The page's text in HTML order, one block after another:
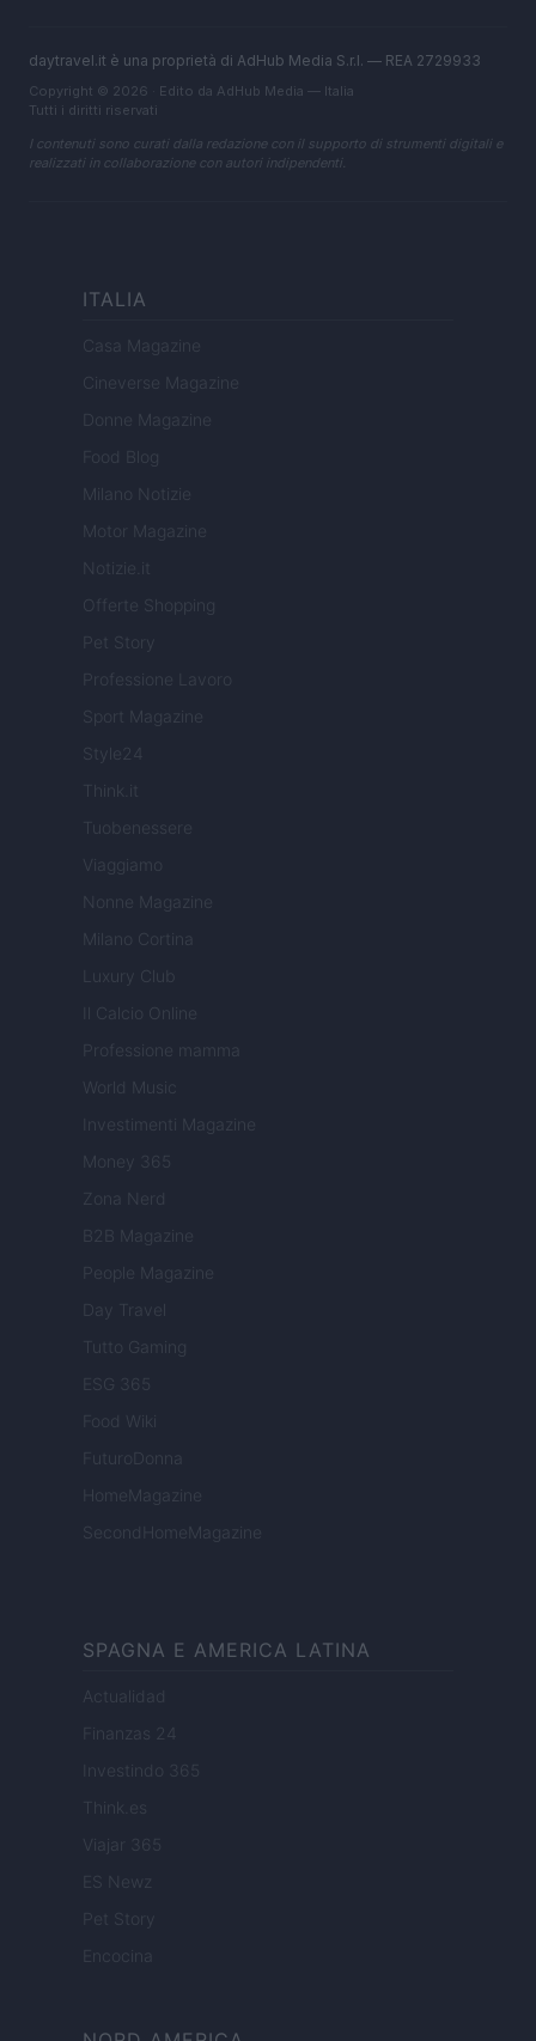
daytravel.it è una proprietà di AdHub Media S.r.l. — REA 2729933
Copyright © 2026 · Edito da AdHub Media — Italia
Tutti i diritti riservati
I contenuti sono curati dalla redazione con il supporto di strumenti digitali e
realizzati in collaborazione con autori indipendenti.
ITALIA
Casa Magazine
Cineverse Magazine
Donne Magazine
Food Blog
Milano Notizie
Motor Magazine
Notizie.it
Offerte Shopping
Pet Story
Professione Lavoro
Sport Magazine
Style24
Think.it
Tuobenessere
Viaggiamo
Nonne Magazine
Milano Cortina
Luxury Club
Il Calcio Online
Professione mamma
World Music
Investimenti Magazine
Money 365
Zona Nerd
B2B Magazine
People Magazine
Day Travel
Tutto Gaming
ESG 365
Food Wiki
FuturoDonna
HomeMagazine
SecondHomeMagazine
SPAGNA E AMERICA LATINA
Actualidad
Finanzas 24
Investindo 365
Think.es
Viajar 365
ES Newz
Pet Story
Encocina